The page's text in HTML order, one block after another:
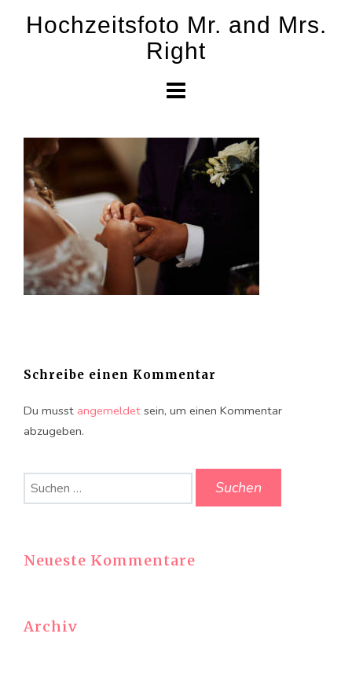
Hochzeitsfoto Mr. and Mrs.
Right
Schreibe einen Kommentar
Du musst angemeldet sein, um einen Kommentar
abzugeben.
Suchen
nach:
Neueste Kommentare
Archiv